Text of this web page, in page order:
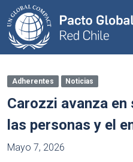
Adherentes Noticias
Carozzi avanza
las personas y el
Mayo 7, 2026